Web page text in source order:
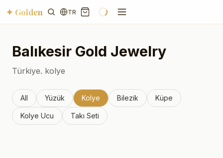
✦ Golden TR
Balıkesir Gold Jewelry
Türkiye. kolye
All Yüzük Kolye Bilezik Küpe
Kolye Ucu Takı Seti